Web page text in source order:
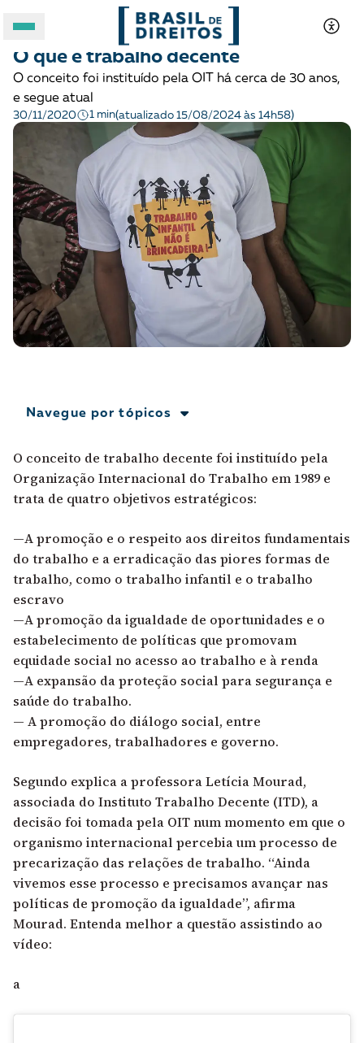
A BRASIL DE DIREITOS
ASSUNTOS
FORMATOS
esse trabalho precisa da sua doação!
DEMOCRACIA E JUSTIÇA
Glossário
O que é trabalho decente
O conceito foi instituído pela OIT há cerca de 30 anos,
e segue atual
30/11/2020 1 min(atualizado 15/08/2024 às 14h58)
Navegue por tópicos
O conceito de trabalho decente foi instituído pela
Organização Internacional do Trabalho em 1989 e
trata de quatro objetivos estratégicos:
—A promoção e o respeito aos direitos fundamentais
do trabalho e a erradicação das piores formas de
trabalho, como o trabalho infantil e o trabalho
escravo
—A promoção da igualdade de oportunidades e o
estabelecimento de políticas que promovam
equidade social no acesso ao trabalho e à renda
—A expansão da proteção social para segurança e
saúde do trabalho.
— A promoção do diálogo social, entre
empregadores, trabalhadores e governo.
Segundo explica a professora Letícia Mourad,
associada do Instituto Trabalho Decente (ITD), a
decisão foi tomada pela OIT num momento em que o
organismo internacional percebia um processo de
precarização das relações de trabalho. “Ainda
vivemos esse processo e precisamos avançar nas
políticas de promoção da igualdade”, afirma
Mourad. Entenda melhor a questão assistindo ao
vídeo:
a